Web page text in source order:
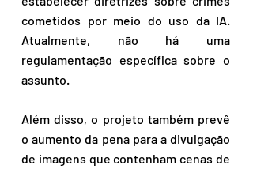
cometidos por meio do uso da IA.
Atualmente, não há uma
regulamentação específica sobre o
assunto.
Além disso, o projeto também prevê
o aumento da pena para a divulgação
de imagens que contenham cenas de